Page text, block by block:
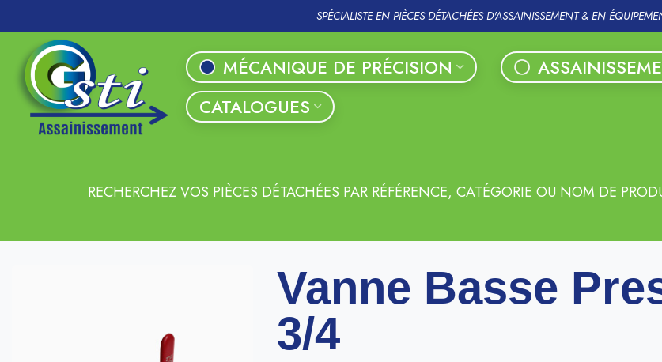
SPÉCIALISTE EN PIÈCES DÉTACHÉES D'ASSAINISSEMENT & EN
MÉCANIQUE DE PRÉCISION
CATALOGUES
RECHERCHEZ VOS PIÈCES DÉTACHÉES PAR RÉFÉRENCE, CATÉGORIE OU NOM DE
Vanne Basse
3/4